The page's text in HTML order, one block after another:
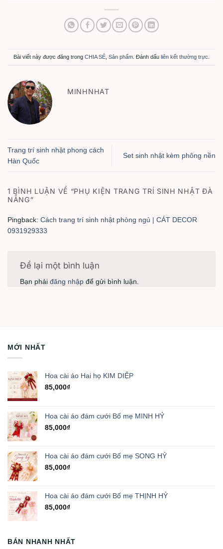
Bài viết này được đăng trong CHIA SẺ, Sản phẩm. Đánh dấu liên kết thường trực.
MINHNHAT
Trang trí sinh nhật phong cách
Hàn Quốc
Set sinh nhật kèm phông nền
1 BÌNH LUẬN VỀ “PHỤ KIỆN TRANG TRÍ SINH NHẬT ĐÀ
NẴNG”
Pingback: Cách trang trí sinh nhật phòng ngủ | CÁT DECOR
0931929333
Để lại một bình luận
Bạn phải đăng nhập để gửi bình luận.
MỚI NHẤT
Hoa cài áo Hai họ KIM DIỆP
85,000₫
Hoa cài áo đám cưới Bố mẹ MINH HỶ
85,000₫
Hoa cài áo đám cưới Bố mẹ SONG HỶ
85,000₫
Hoa cài áo đám cưới Bố mẹ THỊNH HỶ
85,000₫
BÁN NHANH NHẤT